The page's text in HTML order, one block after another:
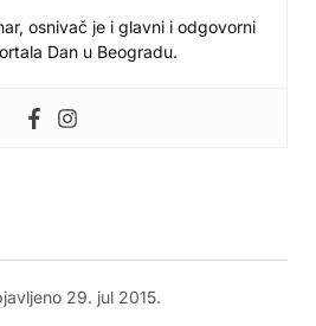
osnivač je i glavni i odgovorni
Dan u Beogradu.
29. jul 2015.